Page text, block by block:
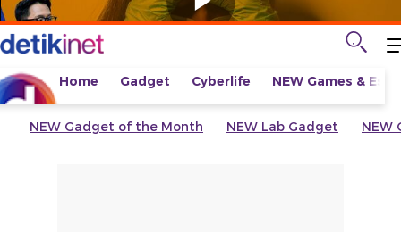
Home Gadget Cyberlife NEW Games &
NEW Gadget of the Month NEW Lab Gadget NEW